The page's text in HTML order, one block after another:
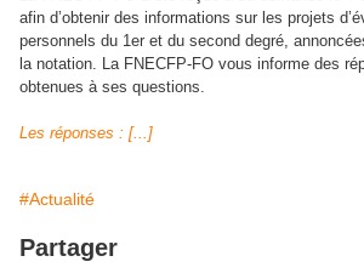
afin d’obtenir des informations sur les projets
personnels du 1er et du second degré,
la notation. La FNECFP-FO vous informe des
obtenues à ses questions.
Les réponses : [...]
#Actualité
Partager